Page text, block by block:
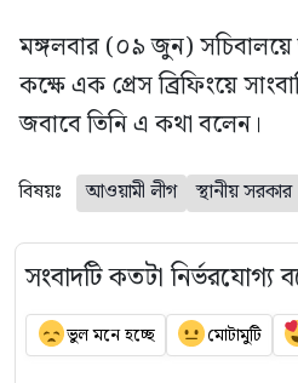
মঙ্গলবার (০৯ জুন) সচিবালয়ে
কক্ষে এক প্রেস ব্রিফিংয়ে
জবাবে তিনি এ কথা বলেন।
বিষয়ঃ আওয়ামী লীগ স্থানীয় সরকার
সংবাদটি কতটা নির্ভরযোগ্য
ভুল মনে হচ্ছে মোটামুটি